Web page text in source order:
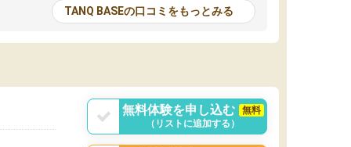
る機会が増えたり
試験対策の面接練
と伝えることもで
が多いので、その子達に感化されて自分も『も
っと何かに取り組んでみよう』と思えます。
はたらく部はオンラインなので、色々な場所の
TANQ BASEの口コミをもっとみる
無料体験を申し込む
無料
（リストに追加する）